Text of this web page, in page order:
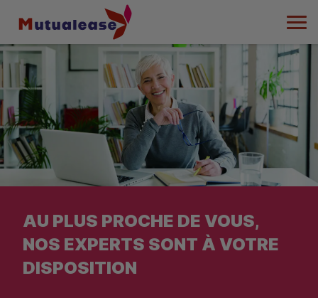
Menu
AU PLUS PROCHE DE VOUS,
NOS EXPERTS SONT À VOTRE
DISPOSITION